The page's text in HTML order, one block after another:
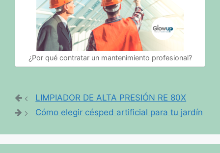
¿Por qué contratar un mantenimiento profesional?
LIMPIADOR DE ALTA PRESIÓN RE 80X
Cómo elegir césped artificial para tu jardín